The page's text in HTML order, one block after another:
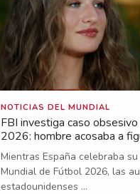
NOTICIAS DEL MUNDIAL
FBI investiga caso
2026: hombre acosaba a
Mientras España celebraba
Mundial de Fútbol 2026, las
estadounidenses ...